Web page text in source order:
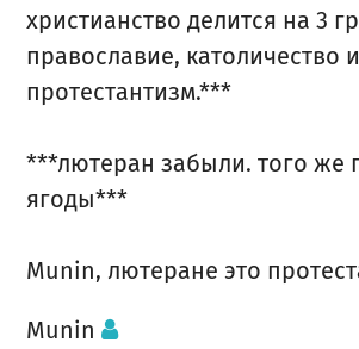
христианство делится на 3
православие, католичество и
протестантизм.***
***лютеран забыли. того же
ягоды***
Munin, лютеране это
Munin